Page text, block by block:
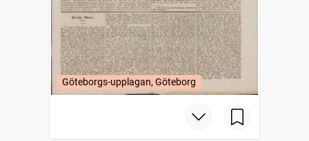
Göteborgs-upplagan, Göteborg